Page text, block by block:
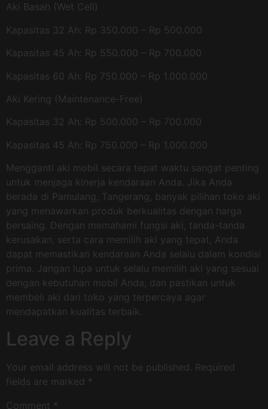
Aki Basah (Wet Cell)
Kapasitas 32 Ah: Rp 350.000 – Rp 500.000
Kapasitas 45 Ah: Rp 550.000 – Rp 700.000
Kapasitas 60 Ah: Rp 750.000 – Rp 1.000.000
Aki Kering (Maintenance-Free)
Kapasitas 32 Ah: Rp 500.000 – Rp 700.000
Kapasitas 45 Ah: Rp 750.000 – Rp 1.000.000
Mengganti aki mobil secara tepat waktu sangat penting
untuk menjaga kinerja kendaraan Anda. Jika Anda
berada di Pamulang, Tangerang, banyak pilihan toko aki
yang menawarkan produk berkualitas dengan harga
bersaing. Dengan memahami fungsi aki, tanda-tanda
kerusakan, serta cara memilih aki yang tepat, Anda
dapat memastikan kendaraan Anda selalu dalam kondisi
prima. Jangan lupa untuk selalu memilih aki yang sesuai
dengan kebutuhan mobil Anda, dan pastikan untuk
membeli aki dari toko yang terpercaya agar
mendapatkan kualitas terbaik.
Leave a Reply
Your email address will not be published.
Required
fields are marked *
Comment *